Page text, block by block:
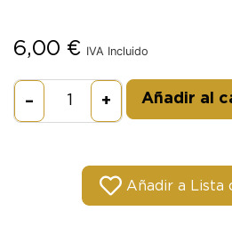
6,00 € IVA Incluido
– + Añadir al
Añadir a Lista